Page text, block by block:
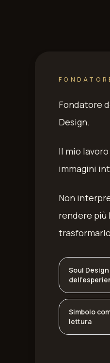
Fondatore
Design.
Il mio
immagini
Non
rendere più
Soul
Simbolo
lettura